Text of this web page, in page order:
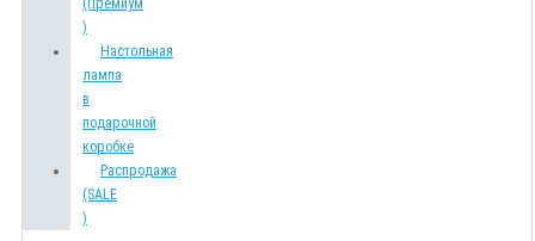
(Премиум
)
Настольная
лампа
в
подарочной
коробке
Распродажа
(SALE
)